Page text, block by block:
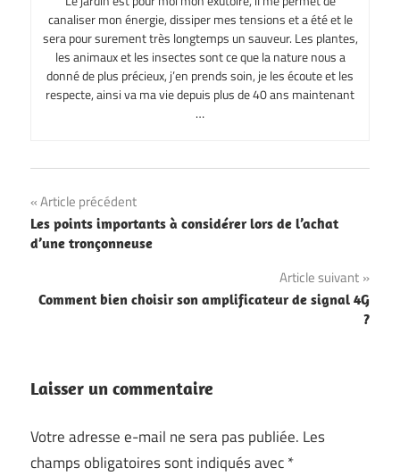
canaliser mon énergie, dissiper mes tensions et a été et le
sera pour surement très longtemps un sauveur. Les plantes,
les animaux et les insectes sont ce que la nature nous a
donné de plus précieux, j’en prends soin, je les écoute et les
respecte, ainsi va ma vie depuis plus de 40 ans maintenant
…
Navigation
de
Article précédent
Les points importants à considérer lors de l’achat
d’une tronçonneuse
Article suivant
Comment bien choisir son amplificateur de signal 4G
?
Laisser un commentaire
Votre adresse e-mail ne sera pas publiée. Les
champs obligatoires sont indiqués avec*